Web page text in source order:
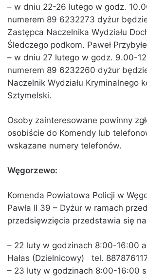
– w dniu 22-26 lutego w godz.
numerem 89 6232273 dyżur
Zastępca Naczelnika Wydziału
Śledczego podkom. Paweł
– w dniu 27 lutego w godz. 9.00-
numerem 89 6232260 dyżur
Naczelnik Wydziału Kryminalnego
Sztymelski.
Osoby zainteresowane powinny
osobiście do Komendy lub
wskazane numery telefonów.
Węgorzewo:
Komenda Powiatowa Policji w
Pawła II 39 – Dyżur w ramach
przedsięwzięcia przedstawia się
– 22 luty w godzinach 8:00-16:00
Hałas (Dzielnicowy) tel.
– 23 luty w godzinach 8:00-16:00